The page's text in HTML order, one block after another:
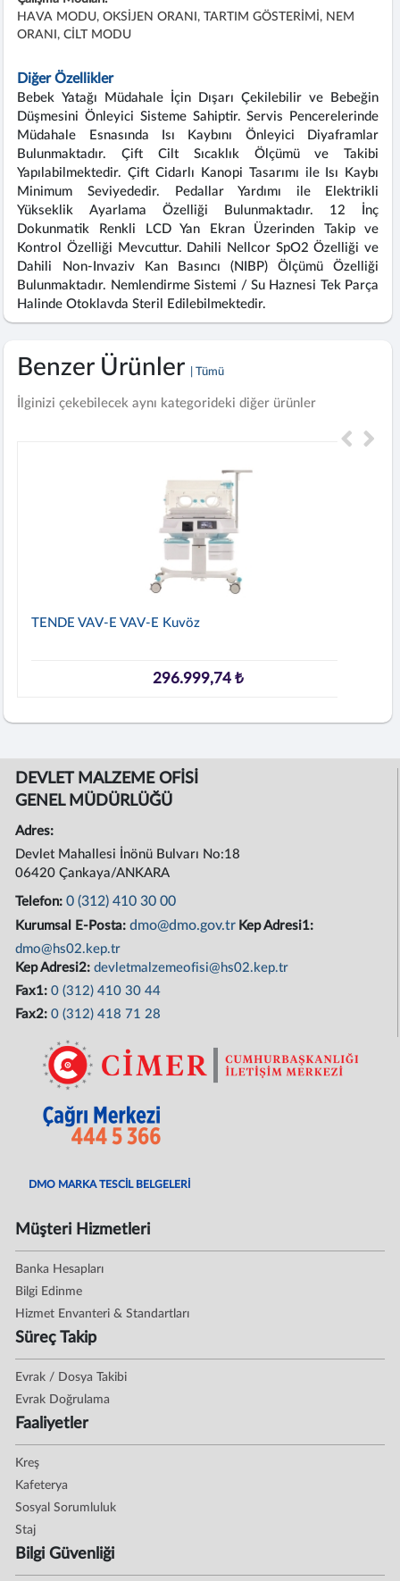
HAVA MODU, OKSİJEN ORANI, TARTIM GÖSTERİMİ, NEM
ORANI, CİLT MODU
Diğer Özellikler
Bebek Yatağı Müdahale İçin Dışarı Çekilebilir ve Bebeğin
Düşmesini Önleyici Sisteme Sahiptir. Servis Pencerelerinde
Müdahale Esnasında Isı Kaybını Önleyici Diyaframlar
Bulunmaktadır. Çift Cilt Sıcaklık Ölçümü ve Takibi
Yapılabilmektedir. Çift Cidarlı Kanopi Tasarımı ile Isı Kaybı
Minimum Seviyededir. Pedallar Yardımı ile Elektrikli
Yükseklik Ayarlama Özelliği Bulunmaktadır. 12 İnç
Dokunmatik Renkli LCD Yan Ekran Üzerinden Takip ve
Kontrol Özelliği Mevcuttur. Dahili Nellcor SpO2 Özelliği ve
Dahili Non-Invaziv Kan Basıncı (NIBP) Ölçümü Özelliği
Bulunmaktadır. Nemlendirme Sistemi / Su Haznesi Tek Parça
Halinde Otoklavda Steril Edilebilmektedir.
Benzer Ürünler | Tümü
İlginizi çekebilecek aynı kategorideki diğer ürünler
TENDE VAV-E VAV-E Kuvöz
296.999,74 ₺
DEVLET MALZEME OFİSİ
GENEL MÜDÜRLÜĞÜ
Adres:
Devlet Mahallesi İnönü Bulvarı No:18
06420 Çankaya/ANKARA
Telefon:0 (312) 410 30 00
Kurumsal E-Posta:dmo@dmo.gov.tr Kep Adresi1:
dmo@hs02.kep.tr
Kep Adresi2:devletmalzemeofisi@hs02.kep.tr
Fax1:0 (312) 410 30 44
Fax2:0 (312) 418 71 28
DMO MARKA TESCİL BELGELERİ
Müşteri Hizmetleri
Banka Hesapları
Bilgi Edinme
Hizmet Envanteri & Standartları
Süreç Takip
Evrak / Dosya Takibi
Evrak Doğrulama
Faaliyetler
Kreş
Kafeterya
Sosyal Sorumluluk
Staj
Bilgi Güvenliği